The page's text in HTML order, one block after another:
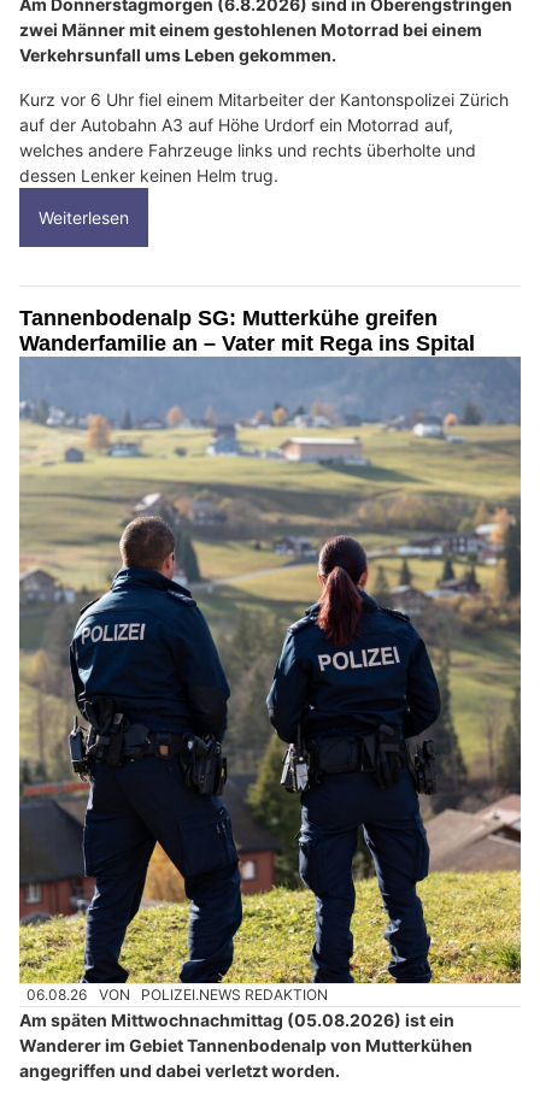
zwei Männer mit einem gestohlenen Motorrad bei einem
Verkehrsunfall ums Leben gekommen.
Kurz vor 6 Uhr fiel einem Mitarbeiter der Kantonspolizei Zürich
auf der Autobahn A3 auf Höhe Urdorf ein Motorrad auf,
welches andere Fahrzeuge links und rechts überholte und
dessen Lenker keinen Helm trug.
Weiterlesen
Tannenbodenalp SG: Mutterkühe greifen
Wanderfamilie an – Vater mit Rega ins Spital
06.08.26 VON POLIZEI.NEWS REDAKTION
Am späten Mittwochnachmittag (05.08.2026) ist ein
Wanderer im Gebiet Tannenbodenalp von Mutterkühen
angegriffen und dabei verletzt worden.